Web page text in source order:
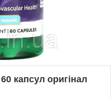
капсул оригінал